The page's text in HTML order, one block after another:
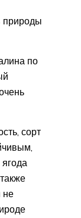
природы
по
сорт
не